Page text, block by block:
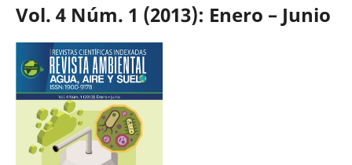
Vol. 4 Núm. 1 (2013): Enero – Junio